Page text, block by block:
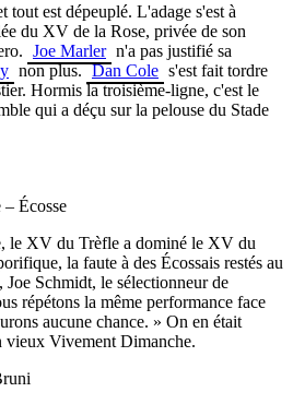
tout est dépeuplé. L'adage s'est à
du XV de la Rose, privée de son
Joe Marler n'a pas justifié sa
non plus. Dan Cole s'est fait tordre
Hormis la troisième-ligne, c'est le
qui a déçu sur la pelouse du Stade
Écosse
le XV du Trèfle a dominé le XV du
la faute à des Écossais restés au
Schmidt, le sélectionneur de
répétons la même performance face
aucune chance. » On en était
vieux Vivement Dimanche.